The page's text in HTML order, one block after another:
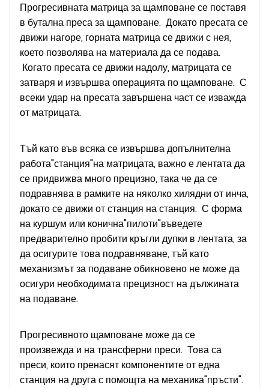
Прогресивната матрица за щамповане се поставя
в бутална преса за щамповане. Докато пресата се
движи нагоре, горната матрица се движи с нея,
което позволява на материала да се подава.
Когато пресата се движи надолу, матрицата се
затваря и извършва операцията по щамповане. С
всеки удар на пресата завършена част се изважда
от матрицата.
Тъй като във всяка се извършва допълнителна
работа"станция"на матрицата, важно е лентата да
се придвижва много прецизно, така че да се
подравнява в рамките на няколко хилядни от инча,
докато се движи от станция на станция. С форма
на куршум или конична"пилоти"въведете
предварително пробити кръгли дупки в лентата, за
да осигурите това подравняване, тъй като
механизмът за подаване обикновено не може да
осигури необходимата прецизност на дължината
на подаване.
Прогресивното щамповане може да се
произвежда и на трансферни преси. Това са
преси, които пренасят компонентите от една
станция на друга с помощта на механика"пръсти".